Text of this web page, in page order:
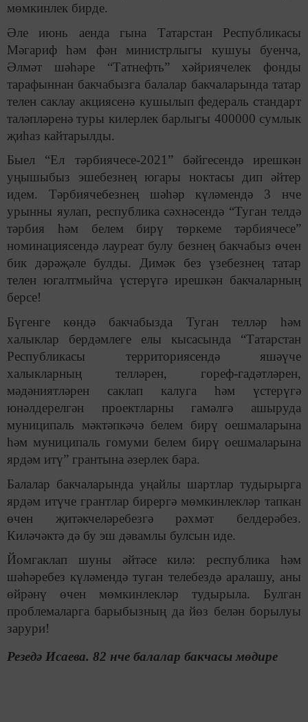
мөмкинлек бирде.
Әле июнь аенда гына Татарстан Республикасы
Мәгариф һәм фән министрлыгы кушуы буенча,
Әлмәт шәһәре “Татнефть” хәйриячелек фонды
тарафыннан бакчабызга балалар бакчаларында татар
телен саклау акциясенә кушылып федераль стандарт
таләпләренә туры килерлек барлыгы 400000 сумлык
җиһаз кайтарылды.
Быел “Ел тәрбиячесе-2021” бәйгесендә ирешкән
уңышыбыз эшебезнең югары ноктасы дип әйтер
идем. Тәрбиячебезнең шәһәр күләмендә 3 нче
урынны яулап, республика сәхнәсендә “Туган телдә
тәрбия һәм белем бирү төркеме тәрбиячесе”
номинациясендә лауреат булу безнең бакчабыз өчен
бик дәрәҗәле булды. Димәк без үзебезнең татар
телен югалтмыйча үстерүгә ирешкән бакчаларның
берсе!
Бүгенге көндә бакчабызда Туган телләр һәм
халыклар бердәмлеге елы кысасында “Татарстан
Республикасы территориясендә яшәүче
халыкларның телләрен, гореф-гадәтләрен,
мәдәниятләрен саклап калуга һәм үстерүгә
юнәлдерелгән проектларны гамәлгә ашыруда
муниципаль мәктәпкәчә белем бирү оешмаларына
һәм муниципаль гомуми белем бирү оешмаларына
ярдәм итү” грантына әзерлек бара.
Балалар бакчаларында уңайлы шартлар тудырырга
ярдәм итүче грантлар бирергә мөмкинлекләр тапкан
өчен җитәкчеләребезгә рәхмәт белдерәбез.
Киләчәктә дә бу эш дәвамлы булсын иде.
Йомгаклап шуны әйтәсе килә: республика һәм
шәһәребез күләмендә туган телебездә аралашу, аны
өйрәнү өчен мөмкинлекләр тудырыла. Булган
проблемаларга барыбызның да йөз белән борылуы
зарури!
Резедә Исаева. 82 нче балалар бакчасы мөдире